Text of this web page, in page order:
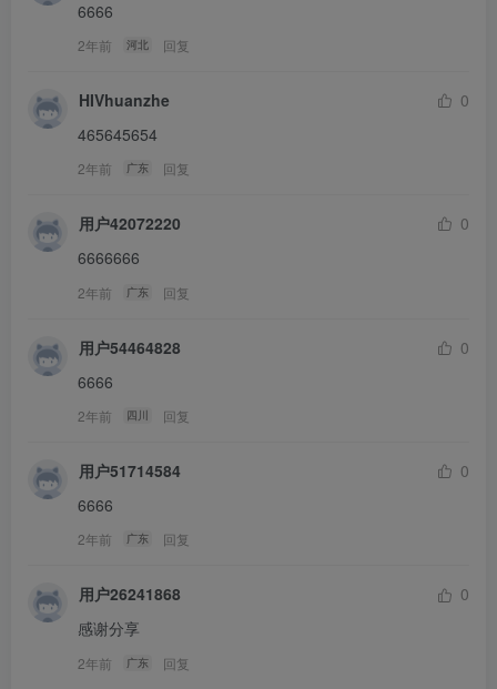
6666
2年前 河北 回复
HIVhuanzhe
0
465645654
2年前 广东 回复
用户42072220
0
6666666
2年前 广东 回复
用户54464828
0
6666
2年前 四川 回复
用户51714584
0
6666
2年前 广东 回复
用户26241868
0
感谢分享
2年前 广东 回复